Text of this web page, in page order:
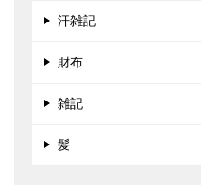
汗雑記
財布
雑記
髪